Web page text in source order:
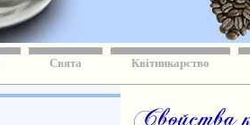
Свята Квітникарство